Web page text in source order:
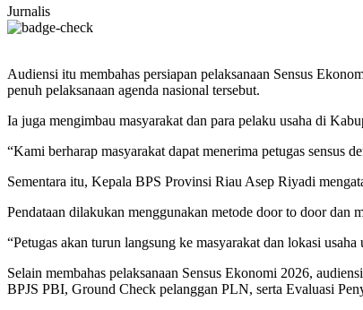
Jurnalis
Audiensi itu membahas persiapan pelaksanaan Sensus
penuh pelaksanaan agenda nasional tersebut.
Ia juga mengimbau masyarakat dan para pelaku usaha di
“Kami berharap masyarakat dapat menerima petugas sensus
Sementara itu, Kepala BPS Provinsi Riau Asep Riyadi
Pendataan dilakukan menggunakan metode door to door dan
“Petugas akan turun langsung ke masyarakat dan lokasi
Selain membahas pelaksanaan Sensus Ekonomi 2026,
BPJS PBI, Ground Check pelanggan PLN, serta Evaluasi